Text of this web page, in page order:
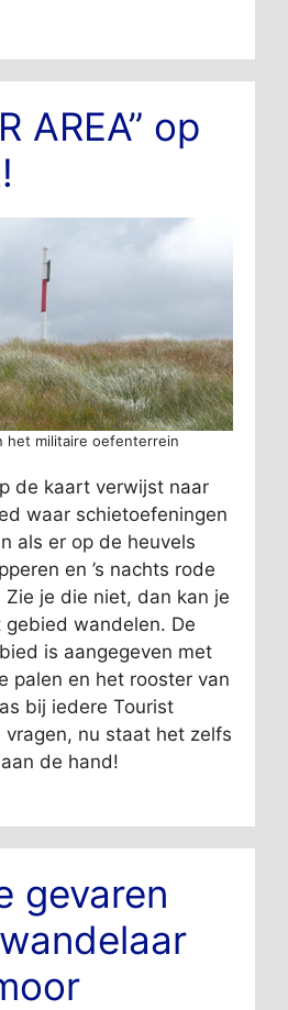
AREA” op
het militaire oefenterrein
de kaart verwijst naar
waar schietoefeningen
als er op de heuvels
en ’s nachts rode
je die niet, dan kan je
wandelen. De
is aangegeven met
palen en het rooster van
bij iedere Tourist
vragen, nu staat het zelfs
de hand!
gevaren